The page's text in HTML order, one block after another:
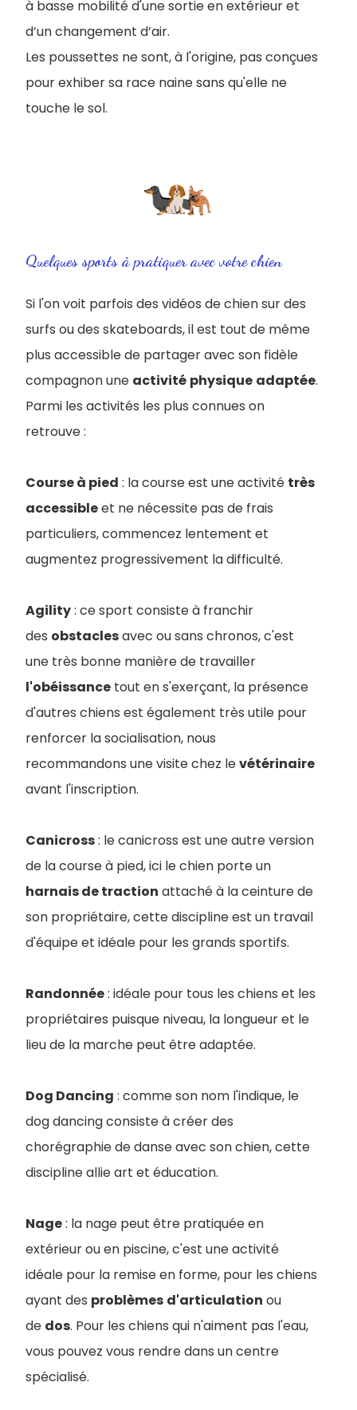
à basse mobilité d'une sortie en extérieur et
d’un changement d’air.
Les poussettes ne sont, à l'origine, pas conçues
pour exhiber sa race naine sans qu'elle ne
touche le sol.
Quelques sports à pratiquer avec votre chien
Si l'on voit parfois des vidéos de chien sur des
surfs ou des skateboards, il est tout de même
plus accessible de partager avec son fidèle
compagnon une activité physique adaptée.
Parmi les activités les plus connues on
retrouve :
Course à pied : la course est une activité très
accessibleet ne nécessite pas de frais
particuliers, commencez lentement et
augmentez progressivement la difficulté.
Agility: ce sport consiste à franchir
des obstaclesavec ou sans chronos, c'est
une très bonne manière de travailler
l'obéissance tout en s'exerçant, la présence
d'autres chiens est également très utile pour
renforcer la socialisation, nous
recommandons une visite chez levétérinaire
avant l'inscription.
Canicross: le canicross est une autre version
de la course à pied, ici le chien porte un
harnais de traction attaché à la ceinture de
son propriétaire, cette discipline est un travail
d'équipe et idéale pour les grands sportifs.
Randonnée: idéale pour tous les chiens et les
propriétaires puisque niveau, la longueur et le
lieu de la marche peut être adaptée.
Dog Dancing : comme son nom l'indique, le
dog dancing consiste à créer des
chorégraphie de danse avec son chien, cette
discipline allie art et éducation.
Nage: la nage peut être pratiquée en
extérieur ou en piscine, c'est une activité
idéale pour la remise en forme, pour les chiens
ayant des problèmes d'articulation ou
de dos. Pour les chiens qui n'aiment pas l'eau,
vous pouvez vous rendre dans un centre
spécialisé.